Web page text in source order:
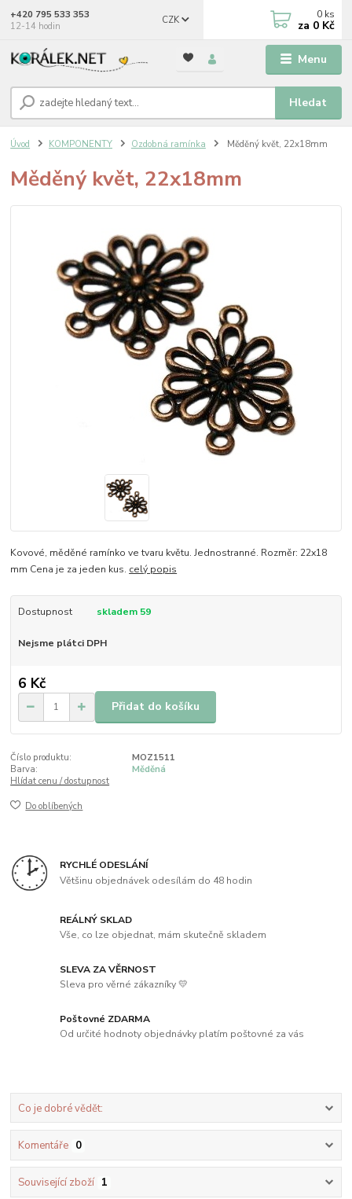
Menu
CZK
Hledat
+420 795 533 353
12-14 hodin
0 ks
za 0 Kč
Úvod KOMPONENTY Ozdobná ramínka Měděný květ, 22x18mm
Měděný květ, 22x18mm
Kovové, měděné ramínko ve tvaru květu. Jednostranné. Rozměr: 22x18
mm Cena je za jeden kus. celý popis
Dostupnost skladem 59
Nejsme plátci DPH
6 Kč
Přidat do košíku
Číslo produktu:
MOZ1511
Barva:
Měděná
Hlídat cenu / dostupnost
Do oblíbených
RYCHLÉ ODESLÁNÍ
Většinu objednávek odesílám do 48 hodin
REÁLNÝ SKLAD
Vše, co lze objednat, mám skutečně skladem
SLEVA ZA VĚRNOST
Sleva pro věrné zákazníky 💛
Poštovné ZDARMA
Od určité hodnoty objednávky platím poštovné za vás
Co je dobré vědět:
Komentáře 0
Související zboží 1